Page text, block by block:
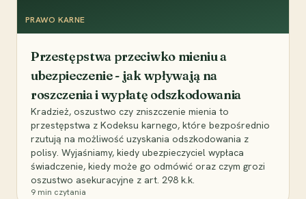
PRAWO KARNE
Przestępstwa przeciwko mieniu a
ubezpieczenie - jak wpływają na
roszczenia i wypłatę odszkodowania
Kradzież, oszustwo czy zniszczenie mienia to
przestępstwa z Kodeksu karnego, które bezpośrednio
rzutują na możliwość uzyskania odszkodowania z
polisy. Wyjaśniamy, kiedy ubezpieczyciel wypłaca
świadczenie, kiedy może go odmówić oraz czym grozi
oszustwo asekuracyjne z art. 298 k.k.
9 min czytania